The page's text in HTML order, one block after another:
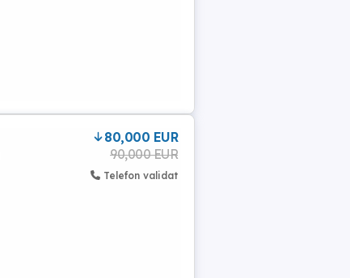
80,000 EUR
90,000 EUR
Telefon validat